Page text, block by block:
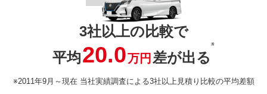
3社以上の比較で
平均20.0万円 差が出る
※
※2011年9月～現在 当社実績調査による3社以上見積り比較の平均差額